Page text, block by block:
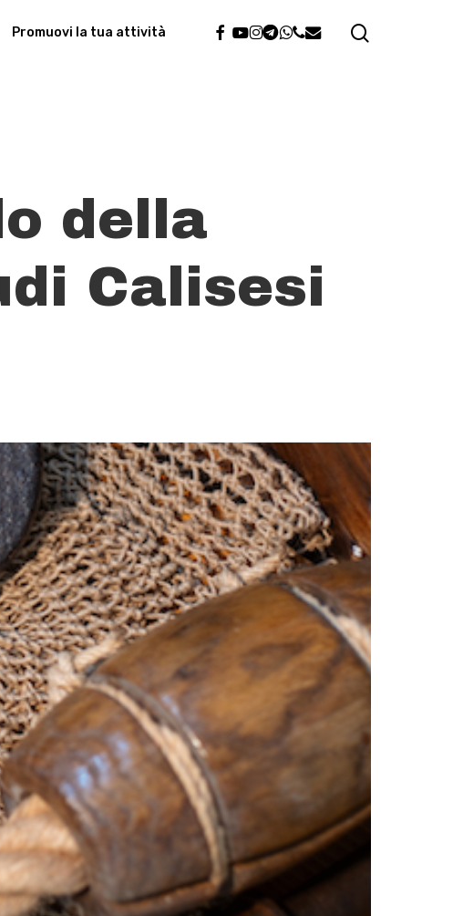
Promuovi la tua attività facebook
youtube
instagram
telegram
whatsapp
phone
email
della
Calisesi